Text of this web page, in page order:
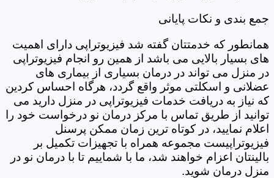
جمع بندی و نکات پایانی
همانطور که خدمتتان گفته شد فیزیوتراپی دارای اهمیت
های بسیار بالایی می باشد از همین رو انجام فیزیوتراپی
در منزل می تواند در درمان بسیاری از بیماری های
عضلانی و اسکلتی موثر واقع گردد، هرگاه احساس کردین
که نیاز به دریافت خدمات فیزیوتراپی در منزل دارید می
توانید از طریق تماس با مرکز درمان نو درخواست خود را
اعلام نمایید، در کوتاه ترین زمان ممکن پرسنل
فیزیوتراپیست مجموعه همراه با تجهیزات تکمیل بر
بالینتان اعزام خواهند شد، ما با شماییم تا با درمان نو در
منزل درمان شوید.